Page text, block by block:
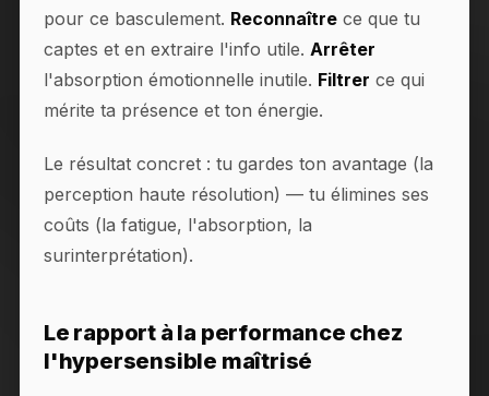
pour ce basculement. Reconnaîtrece que tu
captes et en extraire l'info utile. Arrêter
l'absorption émotionnelle inutile. Filtrer ce qui
mérite ta présence et ton énergie.
Le résultat concret : tu gardes ton avantage (la
perception haute résolution) — tu élimines ses
coûts (la fatigue, l'absorption, la
surinterprétation).
Le rapport à la performance chez
l'hypersensible maîtrisé